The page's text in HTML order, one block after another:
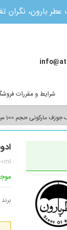
عطر بارون،
شرایط و مقررات
مارکونی حجم 100 میلی‌لیتر